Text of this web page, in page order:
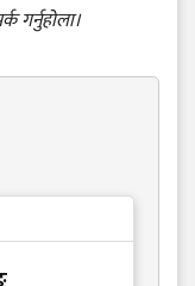
गर्नुहोला।